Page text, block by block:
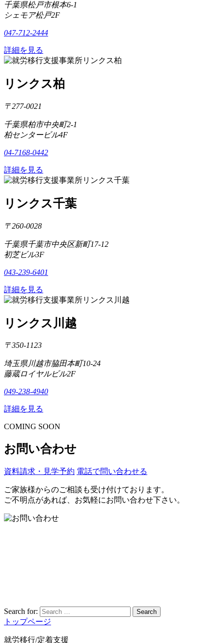
千葉県松戸市根本6-1
シェモア松戸2F
047-712-2444
詳細を見る
リンクス柏
〒277-0021
千葉県柏市中央町2-1
柏センタービル4F
04-7168-0442
詳細を見る
リンクス千葉
〒260-0028
千葉県千葉市中央区新町17-12
初芝ビル3F
043-239-6401
詳細を見る
リンクス川越
〒350-1123
埼玉県川越市脇田本町10-24
藤蔵ロイヤルビル2F
049-238-4940
詳細を見る
COMING SOON
お問い合わせ
資料請求・見学予約 電話で問い合わせる
ご家族様からのご相談も受け付けております。
ご不明点があれば、お気軽にお問い合わせ下さい。
Search for: Search
トップページ
就労移行/定着支援